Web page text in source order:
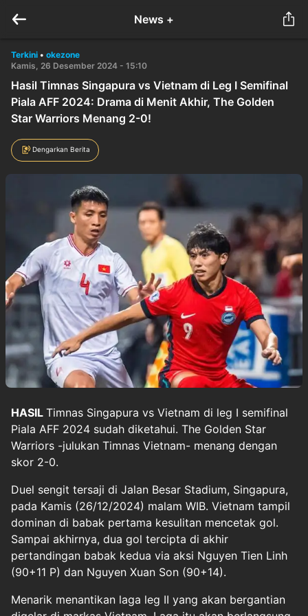
News +
Terkini • okezone
Kamis, 26 Desember 2024 - 15:10
Hasil Timnas Singapura vs Vietnam di Leg I Semifinal
Piala AFF 2024: Drama di Menit Akhir, The Golden
Star Warriors Menang 2-0!
Dengarkan Berita
HASIL Timnas Singapura vs Vietnam di leg I semifinal
Piala AFF 2024 sudah diketahui. The Golden Star
Warriors -julukan Timnas Vietnam- menang dengan
skor 2-0.
Duel sengit tersaji di Jalan Besar Stadium, Singapura,
pada Kamis (26/12/2024) malam WIB. Vietnam tampil
dominan di babak pertama kesulitan mencetak gol.
Sampai akhirnya, dua gol tercipta di akhir
pertandingan babak kedua via aksi Nguyen Tien Linh
(90+11 P) dan Nguyen Xuan Son (90+14).
Menarik menantikan laga leg II yang akan bergantian